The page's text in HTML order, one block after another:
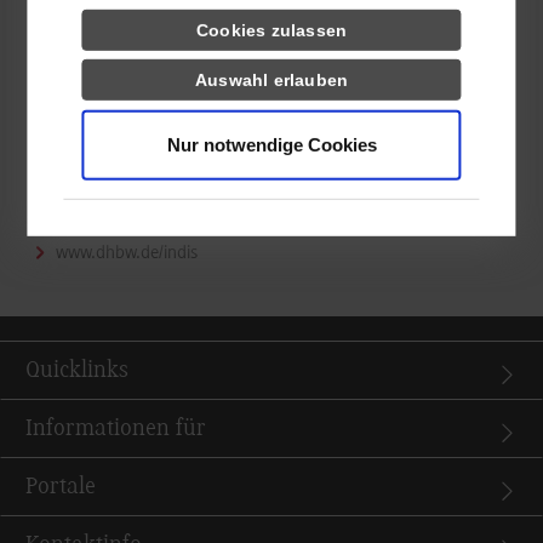
Cookies zulassen
Auswahl erlauben
Nur notwendige Cookies
präsentierte einen Ausschnitt der Online-Umfrage aus ihrer
Bedarfsanalyse. In dieser untersucht sie unter anderem die
Voraussetzungen von Lehrenden, um Augmented und Virtual
Reality in der Hochschullehre anzuwenden.
Insgesamt hat das INDIS wertvolle Impulse zur Nachhaltigkeit
und Interdisziplinarität in der Hochschulbildung für die eigene
Arbeit mitgenommen und neue Kontakte geknüpft.
www.dhbw.de/indis
Quicklinks
Informationen für
Portale